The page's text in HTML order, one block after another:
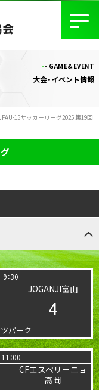
GAME&EVENT
大会・イベント情報
15サッカーリーグ2025 第19回
9：30
4
JOGANJI富山
パーク
11：00
CFエスペリーニョ
高岡